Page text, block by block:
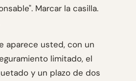
Marcar la casilla.
aparece usted, con un
limitado, el
y un plazo de dos